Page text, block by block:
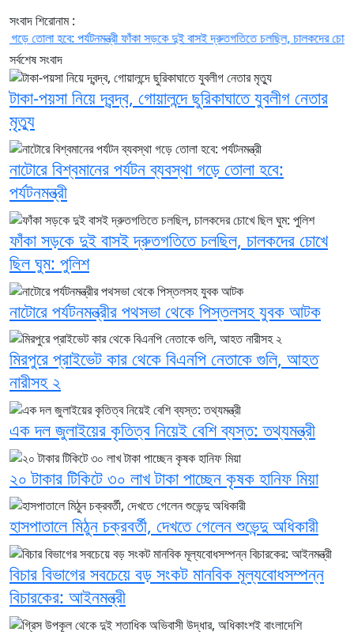
সংবাদ শিরোনাম :
হবে: পর্যটনমন্ত্রীফাঁকা সড়কে দুই বাসই দ্রুতগতিতে চলছিল, চালকদের চোখে ছিল
সর্বশেষ সংবাদ
টাকা-পয়সা নিয়ে দ্বন্দ্ব, গোয়ালন্দে ছুরিকাঘাতে যুবলীগ নেতার
মৃত্যু
নাটোরে বিশ্বমানের পর্যটন ব্যবস্থা গড়ে তোলা হবে:
পর্যটনমন্ত্রী
ফাঁকা সড়কে দুই বাসই দ্রুতগতিতে চলছিল, চালকদের চোখে
ছিল ঘুম: পুলিশ
নাটোরে পর্যটনমন্ত্রীর পথসভা থেকে পিস্তলসহ যুবক আটক
মিরপুরে প্রাইভেট কার থেকে বিএনপি নেতাকে গুলি, আহত
নারীসহ ২
এক দল জুলাইয়ের কৃতিত্ব নিয়েই বেশি ব্যস্ত: তথ্যমন্ত্রী
২০ টাকার টিকিটে ৩০ লাখ টাকা পাচ্ছেন কৃষক হানিফ মিয়া
হাসপাতালে মিঠুন চক্রবর্তী, দেখতে গেলেন শুভেন্দু অধিকারী
বিচার বিভাগের সবচেয়ে বড় সংকট মানবিক মূল্যবোধসম্পন্ন
বিচারকের: আইনমন্ত্রী